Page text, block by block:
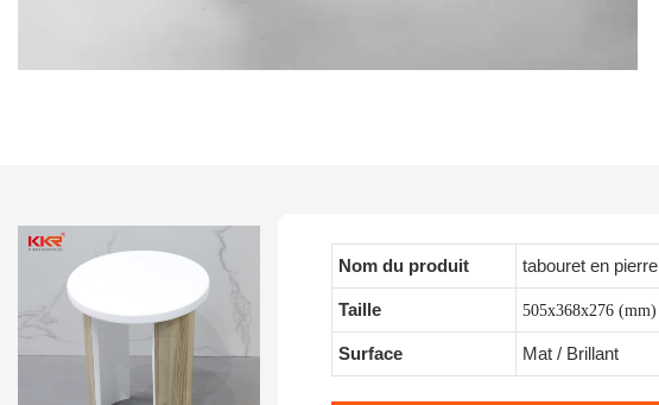
Nom du produit tabouret en pierre
Taille 505x368x276 (mm)
Surface Mat / Brillant